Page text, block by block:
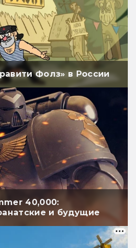
Фолз» в России
40,000:
и будущие